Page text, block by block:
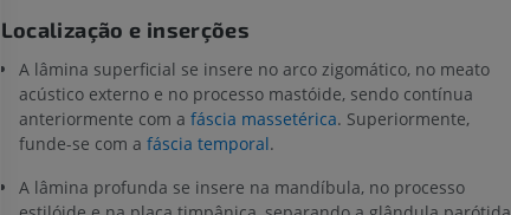
Localização e inserções
A lâmina superficial se insere no arco zigomático, no meato
acústico externo e no processo mastóide, sendo contínua
anteriormente com a fáscia massetérica. Superiormente,
funde-se com a fáscia temporal.
A lâmina profunda se insere na mandíbula, no processo